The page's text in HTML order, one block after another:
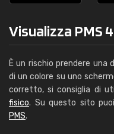
Visualizza PMS
È un rischio prendere una
di un colore su uno
corretto, si consiglia di
fisico. Su questo sito puoi
PMS.